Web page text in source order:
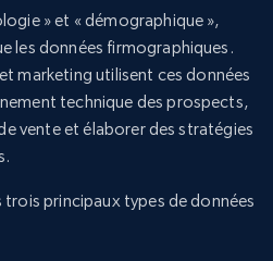
» et « démographique »,
les données firmographiques.
marketing utilisent ces données
technique des prospects,
vente et élaborer des stratégies
principaux types de données